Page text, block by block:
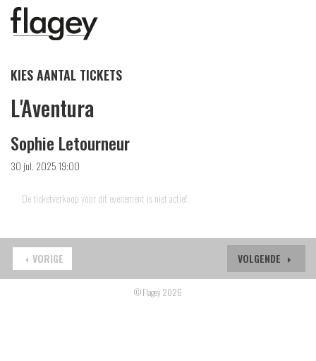
KIES AANTAL TICKETS
L'Aventura
Sophie Letourneur
30 jul. 2025 19:00
De ticketverkoop voor dit evenement is niet actief.
VOLGENDE
VORIGE
© Flagey 2026